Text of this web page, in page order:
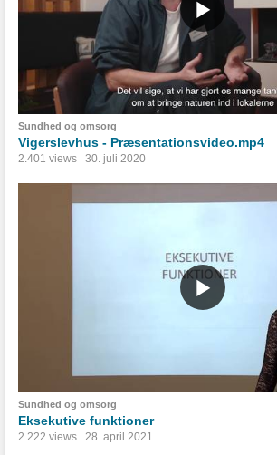
Sundhed og omsorg
Vigerslevhus - Præsentationsvideo.mp4
2.401 views 30. juli 2020
Sundhed og omsorg
Eksekutive funktioner
2.222 views 28. april 2021